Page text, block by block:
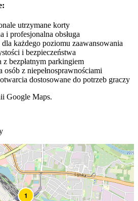
utrzymane korty
i profesjonalna obsługa
każdego poziomu zaawansowania
i bezpieczeństwa
bezpłatnym parkingiem
osób z niepełnosprawnościami
dostosowane do potrzeb graczy
Google Maps.
1